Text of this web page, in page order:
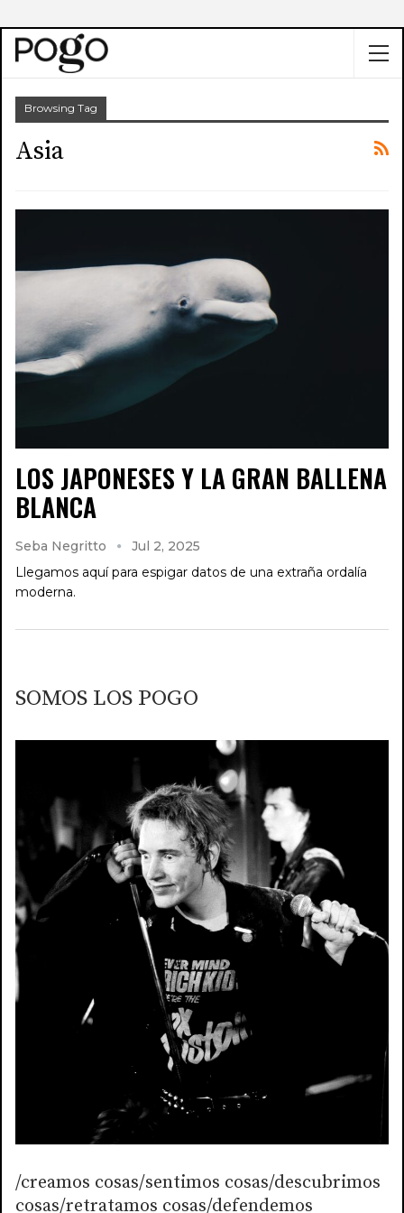
Browsing Tag
Asia
LOS JAPONESES Y LA GRAN BALLENA
BLANCA
Seba Negritto
Jul 2, 2025
Llegamos aquí para espigar datos de una extraña ordalía
moderna.
SOMOS LOS POGO
/creamos cosas/sentimos cosas/descubrimos
cosas/retratamos cosas/defendemos